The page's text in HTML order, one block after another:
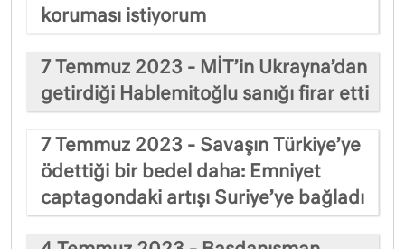
koruması istiyorum
7 Temmuz 2023 - MİT’in Ukrayna’dan
getirdiği Hablemitoğlu sanığı firar etti
7 Temmuz 2023 - Savaşın Türkiye’ye
ödettiği bir bedel daha: Emniyet
captagondaki artışı Suriye’ye bağladı